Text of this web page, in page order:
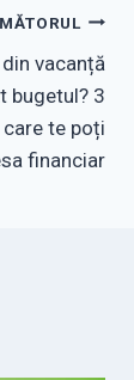
vacanță
bugetul? 3
te poți
financiar